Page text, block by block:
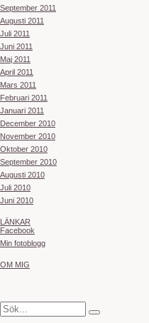
September 2011
Augusti 2011
Juli 2011
Juni 2011
Maj 2011
April 2011
Mars 2011
Februari 2011
Januari 2011
December 2010
November 2010
Oktober 2010
September 2010
Augusti 2010
Juli 2010
Juni 2010
LÄNKAR
Facebook
Min fotoblogg
OM MIG